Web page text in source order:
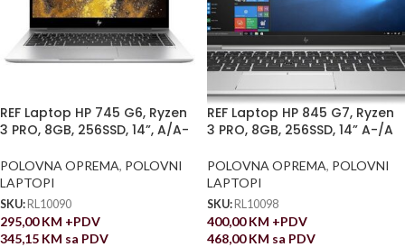
REF Laptop HP 745 G6, Ryzen
3 PRO, 8GB, 256SSD, 14”, A/A-
POLOVNA OPREMA, POLOVNI
LAPTOPI
SKU: RL10090
295,00KM +PDV
345,15 KM sa PDV
REF Laptop HP 845 G7, Ryzen
3 PRO, 8GB, 256SSD, 14” A-/A
POLOVNA OPREMA, POLOVNI
LAPTOPI
SKU: RL10098
400,00KM +PDV
468,00KM sa PDV